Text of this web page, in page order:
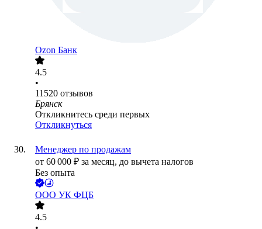
Ozon Банк
4.5
•
11520 отзывов
Брянск
Откликнитесь среди первых
Откликнуться
Менеджер по продажам
от 60 000 ₽ за месяц, до вычета налогов
Без опыта
ООО УК ФЦБ
4.5